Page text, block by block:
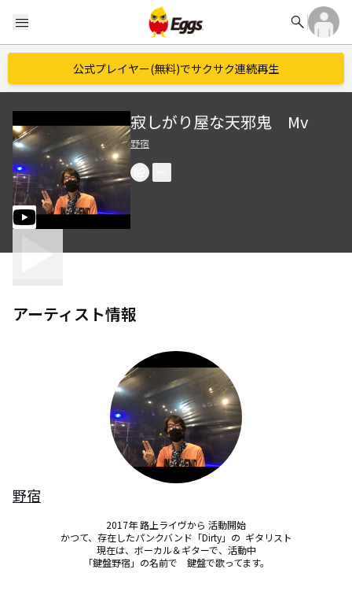
menu search
公式プレイヤー(無料)でサクサク連続再生
寂しがり屋な天邪鬼 Mv
野宿
アーティスト情報
野宿
2017年 路上ライヴから 活動開始
かつて、存在したパンクバンド「Dirty」の  ギタリスト
現在は、ボーカル＆ギターで、活動中
「鍵盤野宿」の名前で　鍵盤で歌ってます。